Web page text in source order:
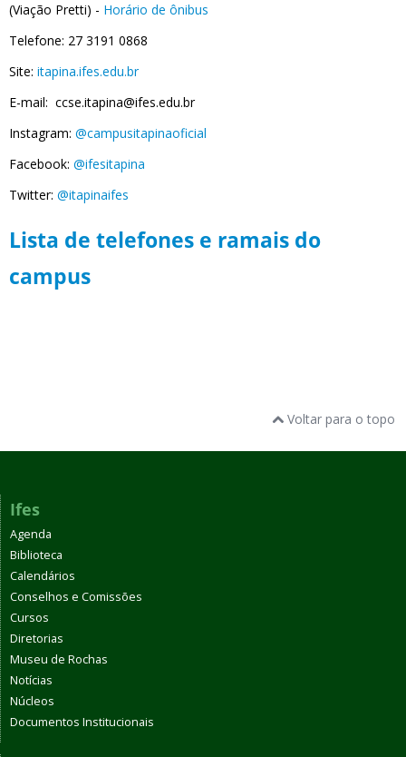
(Viação Pretti) - Horário de ônibus
Telefone: 27 3191 0868
Site: itapina.ifes.edu.br
E-mail: ccse.itapina@ifes.edu.br
Instagram: @campusitapinaoficial
Facebook: @ifesitapina
Twitter: @itapinaifes
Lista de telefones e ramais do
campus
Voltar para o topo
Ifes
Agenda
Biblioteca
Calendários
Conselhos e Comissões
Cursos
Diretorias
Museu de Rochas
Notícias
Núcleos
Documentos Institucionais